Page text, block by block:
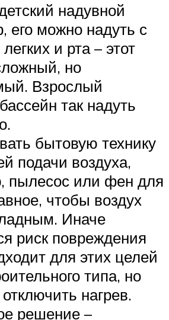
надувной
его можно надуть с
и рта – этот
но
Взрослый
так надуть
бытовую технику
подачи воздуха,
пылесос или фен для
чтобы воздух
Иначе
риск повреждения
для этих целей
типа, но
нагрев.
решение –